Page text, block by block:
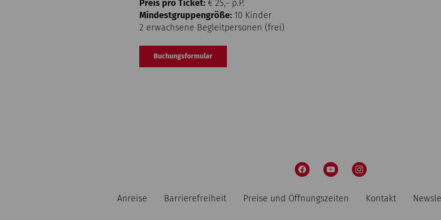
Preis pro Ticket:€ 25,- p.P.
Mindestgruppengröße:10 Kinder
2 erwachsene Begleitpersonen (frei)
Buchungsformular
Anreise Barrierefreiheit Preise und Öffnungszeiten Kontakt